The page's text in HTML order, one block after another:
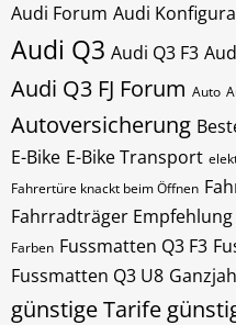
Audi Forum Audi
Audi Q3 Audi Q3 F3
Audi Q3 FJ Forum Auto
Autoversicherung
E-Bike E-Bike Transport
Fahrertüre knackt beim Öffnen
Fahrradträger Empfehlung
Farben Fussmatten Q3 F3
Fussmatten Q3 U8
günstige Tarife